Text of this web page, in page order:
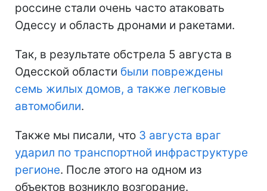
россине стали очень часто атаковать
Одессу и область дронами и ракетами.
Так, в результате обстрела 5 августа в
Одесской области были повреждены
семь жилых домов, а также легковые
автомобили.
Также мы писали, что 3 августа враг
ударил по транспортной инфраструктуре
регионе. После этого на одном из
объектов возникло возгорание.